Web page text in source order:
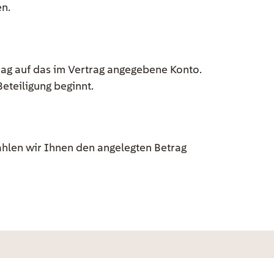
auf das im Vertrag angegebene Konto.
beginnt.
wir Ihnen den angelegten Betrag